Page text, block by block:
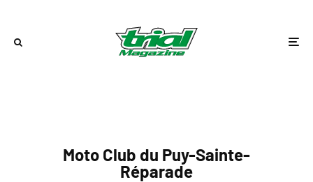
Moto Club du Puy-Sainte-
Réparade